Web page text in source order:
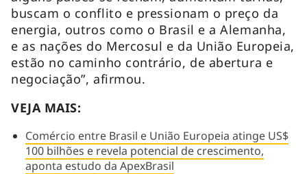
buscam o conflito e pressionam o preço da
energia, outros como o Brasil e a Alemanha,
e as nações do Mercosul e da União Europeia,
estão no caminho contrário, de abertura e
negociação”, afirmou.
VEJA MAIS:
Comércio entre Brasil e União Europeia atinge US$
100 bilhões e revela potencial de crescimento,
aponta estudo da ApexBrasil